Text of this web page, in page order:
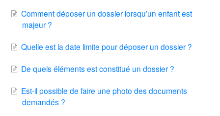
Comment déposer un dossier lorsqu’un enfant est
majeur ?
Quelle est la date limite pour déposer un dossier ?
De quels éléments est constitué un dossier ?
Est-il possible de faire une photo des documents
demandés ?